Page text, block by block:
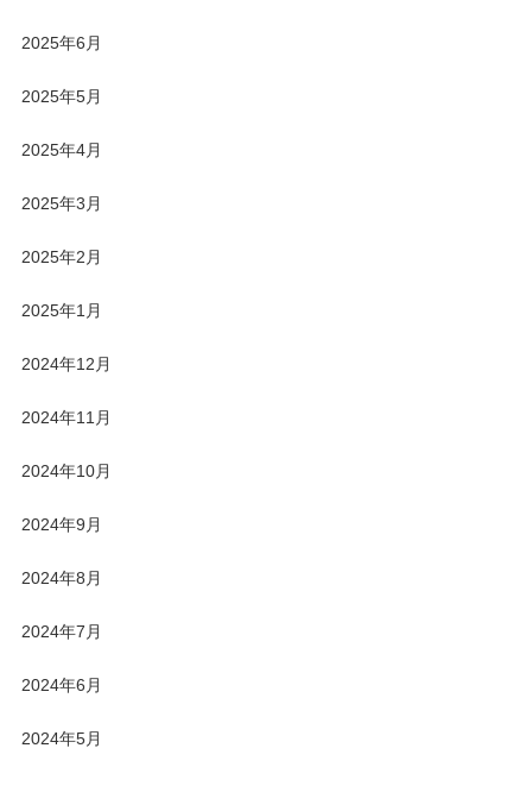
2025年6月
2025年5月
2025年4月
2025年3月
2025年2月
2025年1月
2024年12月
2024年11月
2024年10月
2024年9月
2024年8月
2024年7月
2024年6月
2024年5月